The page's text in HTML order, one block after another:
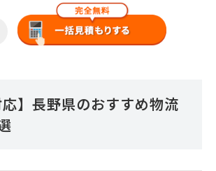
応】長野県のおすすめ物流